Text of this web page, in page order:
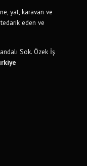
yat, karavan ve
eden ve
Sok. Özek İş